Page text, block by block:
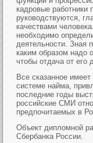
кадровые работники
руководствуются,
качествами
необходимо
деятельности. Зная
каким образом надо
чтобы отдача от его
Все сказанное
системе найма,
последние годы
российские СМИ
предпочитаемых в
Объект дипломной
Сбербанка России.